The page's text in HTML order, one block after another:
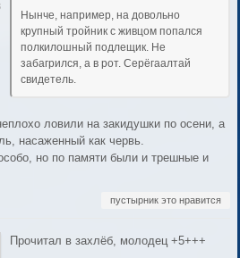
Нынче, например, на довольно
крупный тройник с живцом попался
полкилошный подлещик. Не
забагрился, а в рот. Серёгаалтай
свидетель.
ловили на закидушки по осени, а
насаженный как червь.
но по памяти были и трешные и
пустырник это нравится
Прочитал в захлёб, молодец +5+++